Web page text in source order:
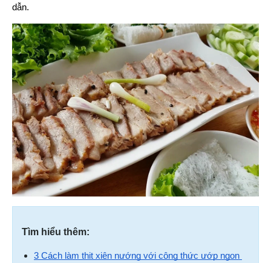
dẫn.
Tìm hiểu thêm:
3 Cách làm thịt xiên nướng với công thức ướp ngon